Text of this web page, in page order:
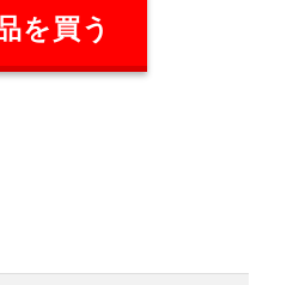
を買う